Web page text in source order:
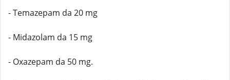
- Temazepam da 20 mg
- Midazolam da 15 mg
- Oxazepam da 50 mg.